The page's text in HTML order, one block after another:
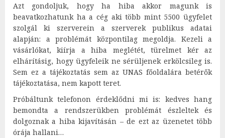
Azt gondoljuk, hogy ha hiba akkor magunk is
beavatkozhatunk ha a cég aki több mint 5500 ügyfelet
szolgál ki szerverein a szerverek publikus adatai
alapján: a problémát központilag megoldja. Kezeli a
vásárlókat, kiírja a hiba meglétét, türelmet kér az
elhárításig, hogy ügyfeleik ne sérüljenek erkölcsileg is.
Sem ez a tájékoztatás sem az UNAS főoldalára betérők
tájékoztatása, nem kapott teret.
Próbáltunk telefonon érdeklődni mi is: kedves hang
bemondta a rendszerükben problémát észleltek és
dolgoznak a hiba kijavításán – de ezt az üzenetet több
órája hallani…